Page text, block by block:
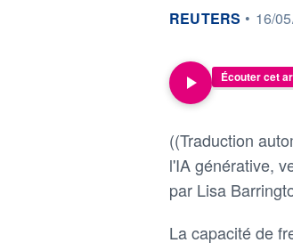
information
REUTERS • 16/
Écouter cet
((Traduction
l'IA générative,
par Lisa
La capacité de